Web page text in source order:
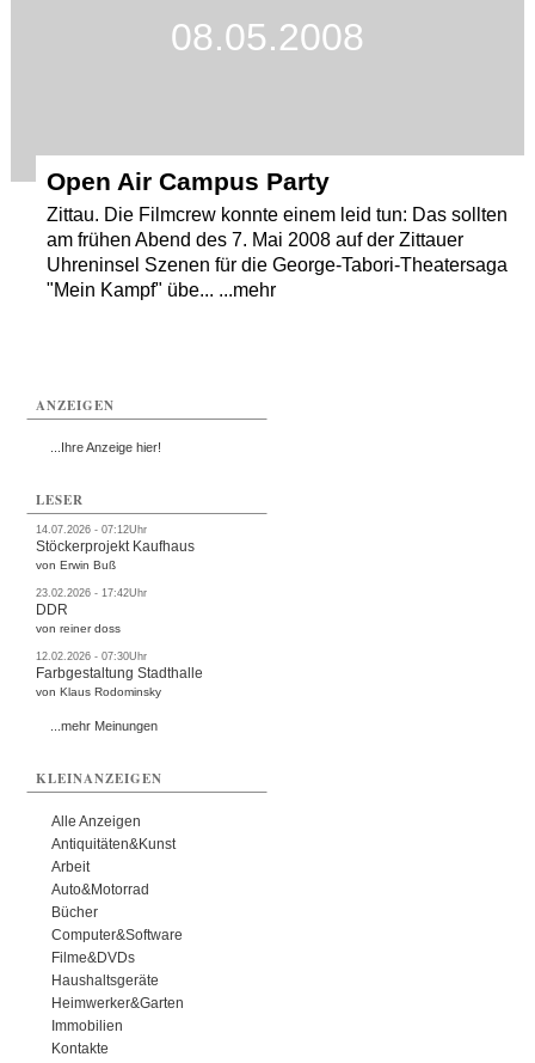
08.05.2008
Open Air Campus Party
Zittau. Die Filmcrew konnte einem leid tun: Das sollten
am frühen Abend des 7. Mai 2008 auf der Zittauer
Uhreninsel Szenen für die George-Tabori-Theatersaga
"Mein Kampf" übe... ...mehr
ANZEIGEN
...Ihre Anzeige hier!
LESER
14.07.2026 - 07:12Uhr
Stöckerprojekt Kaufhaus
von Erwin Buß
23.02.2026 - 17:42Uhr
DDR
von reiner doss
12.02.2026 - 07:30Uhr
Farbgestaltung Stadthalle
von Klaus Rodominsky
...mehr Meinungen
KLEINANZEIGEN
Alle Anzeigen
Antiquitäten&Kunst
Arbeit
Auto&Motorrad
Bücher
Computer&Software
Filme&DVDs
Haushaltsgeräte
Heimwerker&Garten
Immobilien
Kontakte